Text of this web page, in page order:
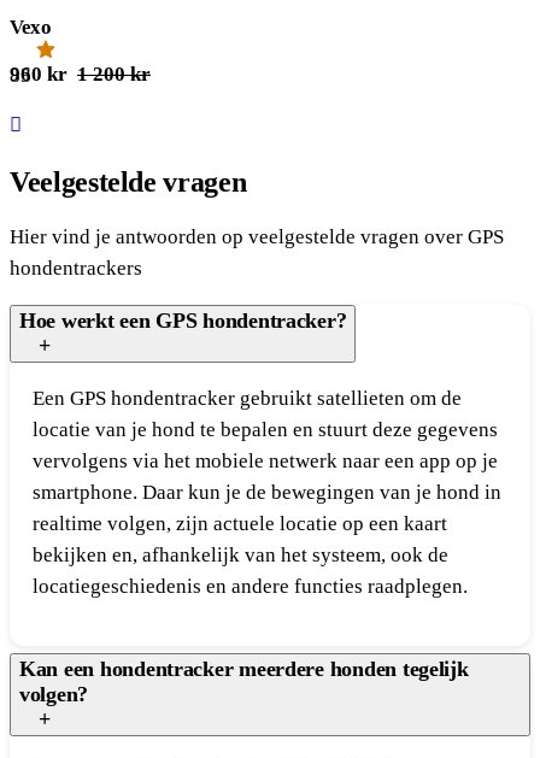
Vexo
1 200kr
Oorspronkelijke
was:
1
200 kr.
960 kr
Huidige
is:
960 kr.
Veelgestelde vragen
Hier vind je antwoorden op veelgestelde vragen over GPS
hondentrackers
Hoe werkt een GPS hondentracker?
Een GPS hondentracker gebruikt satellieten om de
locatie van je hond te bepalen en stuurt deze gegevens
vervolgens via het mobiele netwerk naar een app op je
smartphone. Daar kun je de bewegingen van je hond in
realtime volgen, zijn actuele locatie op een kaart
bekijken en, afhankelijk van het systeem, ook de
locatiegeschiedenis en andere functies raadplegen.
Kan een hondentracker meerdere honden tegelijk
volgen?